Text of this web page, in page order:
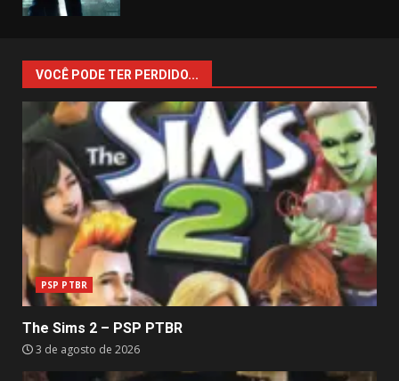
VOCÊ PODE TER PERDIDO...
PSP PTBR
The Sims 2 – PSP PTBR
3 de agosto de 2026